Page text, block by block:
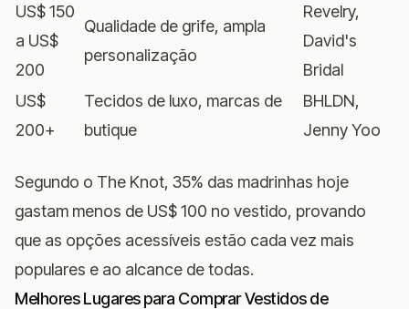
US$ 150
a US$
200
Qualidade de grife, ampla
personalização
Revelry,
David's
Bridal
US$
200+
Tecidos de luxo, marcas de
butique
BHLDN,
Jenny Yoo
Segundo o The Knot, 35% das madrinhas hoje
gastam menos de US$ 100 no vestido, provando
que as opções acessíveis estão cada vez mais
populares e ao alcance de todas.
Melhores Lugares para Comprar Vestidos de